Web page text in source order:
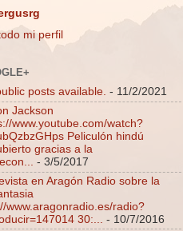
mi perfil
posts available. - 11/2/2021
Jackson
www.youtube.com/watch?
Peliculón hindú
gracias a la
- 3/5/2017
en Aragón Radio sobre la
www.aragonradio.es/radio?
30:...
- 10/7/2016